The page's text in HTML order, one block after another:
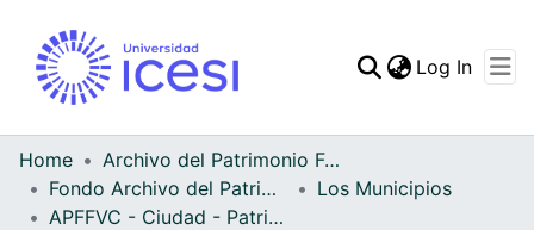
Statistics
Log In
Home
Archivo del Patrimonio Fotográfico y Fílmico del Valle del Cauca
Fondo Archivo del Patrimonio Fotográfico y Fílmico del Valle del Cauca
Los Municipios
APFFVC - Ciudad - Patrimonial